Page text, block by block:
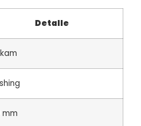
Detalle
mm